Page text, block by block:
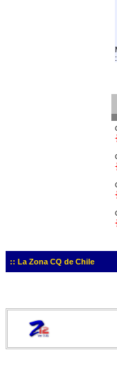
:: La Zona CQ de Chile